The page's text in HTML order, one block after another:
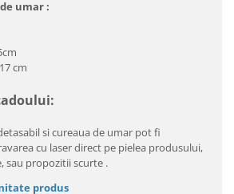
umar :
cm
si cureaua de umar pot fi
cu laser direct pe pielea produsului,
sau propozitii scurte .
produs